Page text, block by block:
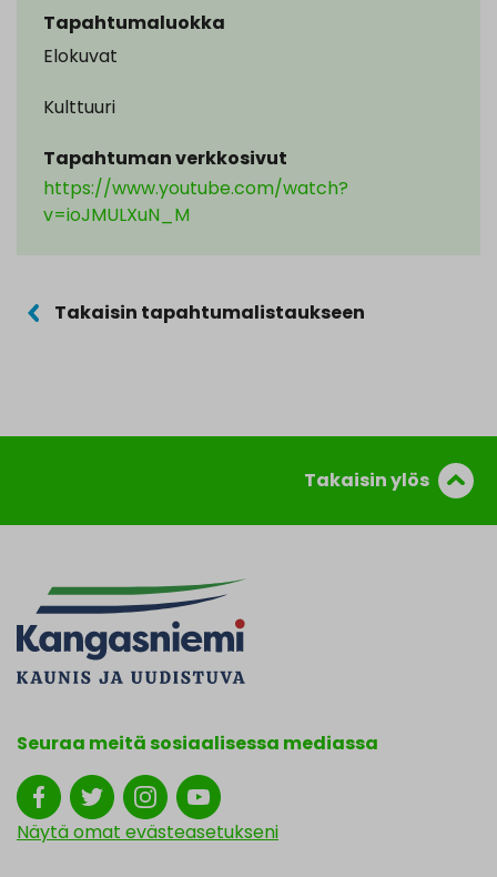
Tapahtumaluokka
Elokuvat
Kulttuuri
Tapahtuman verkkosivut
https://www.youtube.com/watch?
v=ioJMULXuN_M
Takaisin tapahtumalistaukseen
Takaisin ylös
Seuraa meitä sosiaalisessa mediassa
Näytä omat evästeasetukseni